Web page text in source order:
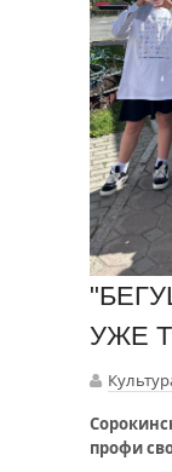
УЖЕ
профи